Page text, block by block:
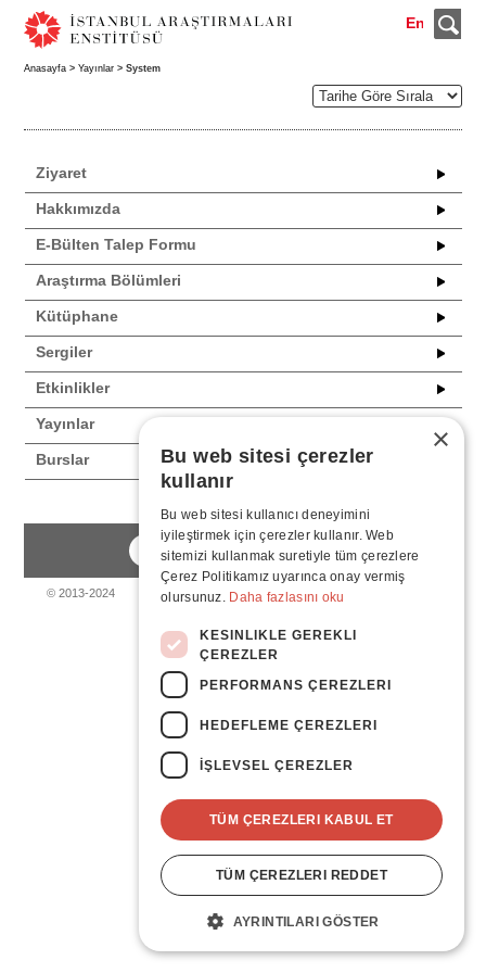
En
Anasayfa >Yayınlar > System
Ziyaret
Hakkımızda
E-Bülten Talep Formu
Araştırma Bölümleri
Kütüphane
Sergiler
Etkinlikler
Yayınlar
Burslar
© 2013-2024
×
Bu web sitesi çerezler
kullanır
Bu web sitesi kullanıcı deneyimini
iyileştirmek için çerezler kullanır. Web
sitemizi kullanmak suretiyle tüm çerezlere
Çerez Politikamız uyarınca onay vermiş
olursunuz. Daha fazlasını oku
KESINLIKLE GEREKLI
ÇEREZLER
PERFORMANS ÇEREZLERI
HEDEFLEME ÇEREZLERI
İŞLEVSEL ÇEREZLER
TÜM ÇEREZLERI KABUL ET
TÜM ÇEREZLERI REDDET
AYRINTILARI GÖSTER